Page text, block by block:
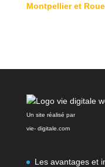
Montpellier et
Un site réalisé par
vie- digitale.com
Les avantages et